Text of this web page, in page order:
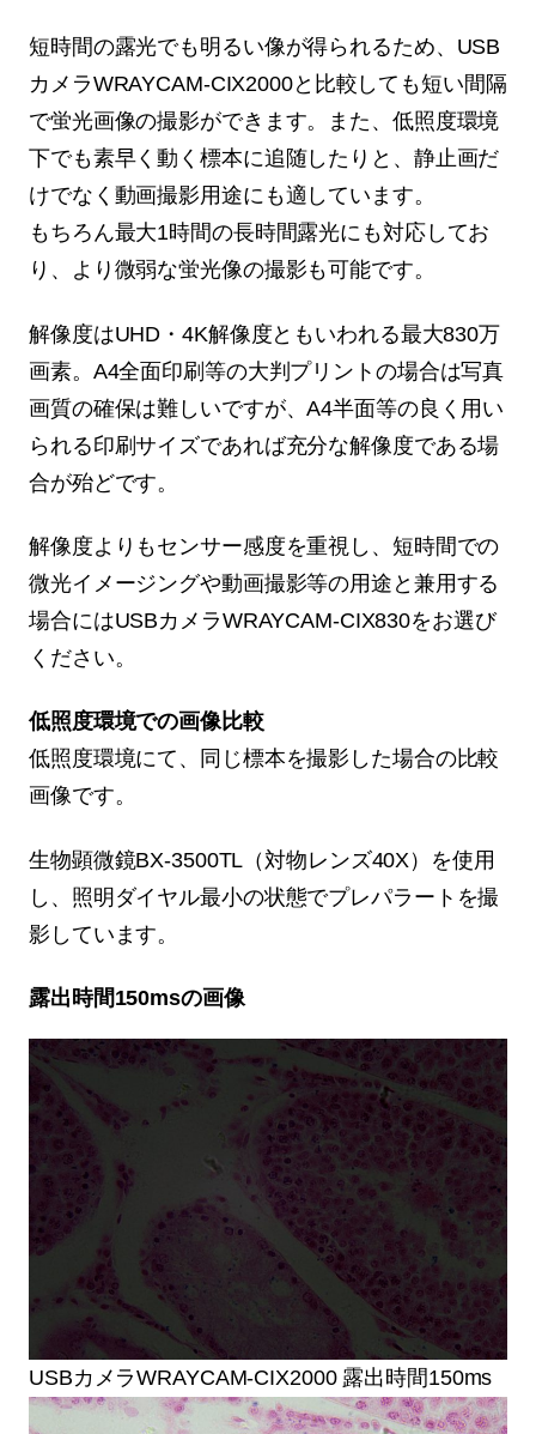
短時間の露光でも明るい像が得られるため、USB
カメラWRAYCAM-CIX2000と比較しても短い間隔
で蛍光画像の撮影ができます。また、低照度環境
下でも素早く動く標本に追随したりと、静止画だ
けでなく動画撮影用途にも適しています。
もちろん最大1時間の長時間露光にも対応してお
り、より微弱な蛍光像の撮影も可能です。
解像度はUHD・4K解像度ともいわれる最大830万
画素。A4全面印刷等の大判プリントの場合は写真
画質の確保は難しいですが、A4半面等の良く用い
られる印刷サイズであれば充分な解像度である場
合が殆どです。
解像度よりもセンサー感度を重視し、短時間での
微光イメージングや動画撮影等の用途と兼用する
場合にはUSBカメラWRAYCAM-CIX830をお選び
ください。
低照度環境での画像比較
低照度環境にて、同じ標本を撮影した場合の比較
画像です。
生物顕微鏡BX-3500TL（対物レンズ40X）を使用
し、照明ダイヤル最小の状態でプレパラートを撮
影しています。
露出時間150msの画像
USBカメラWRAYCAM-CIX2000 露出時間150ms